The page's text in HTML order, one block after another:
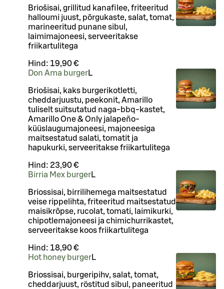
Briošisai, grillitud kanafilee, friteeritud
halloumi juust, põrgukaste, salat, tomat,
marineeritud punane sibul,
laimimajoneesi, serveeritakse
friikartulitega
Hind: 19,90 €
Don Ama burgerL
Briošisai, kaks burgerikotletti,
cheddarjuustu, peekonit, Amarillo
tuliselt suitsutatud naga-bbq-kastet,
Amarillo One & Only jalapeño-
küüslaugumajoneesi, majoneesiga
maitsestatud salati, tomatit ja
hapukurki, serveeritakse friikartulitega
Hind: 23,90 €
Birria Mex burgerL
Briossisai, birrilihemega maitsestatud
veise rippelihta, friteeritud maitsestatud
maisikrõpse, rucolat, tomati, laimikurki,
chipotlemajoneesi ja chimichurrikastet,
serveeritakse koos friikartulitega
Hind: 18,90 €
Hot honey burgerL
Briossisai, burgeripihv, salat, tomat,
cheddarjuust, röstitud sibul, paneeritud